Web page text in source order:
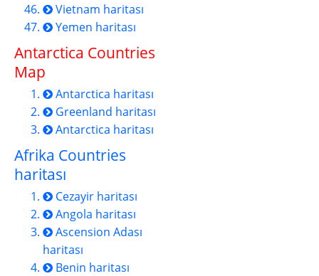
Vietnam haritası
Yemen haritası
Antarctica Countries
Map
Antarctica haritası
Greenland haritası
Antarctica haritası
Afrika Countries
haritası
Cezayir haritası
Angola haritası
Ascension Adası
haritası
Benin haritası